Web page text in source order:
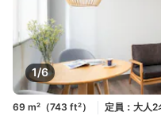
1/6
69 m²（743 ft²） 定員：大人2